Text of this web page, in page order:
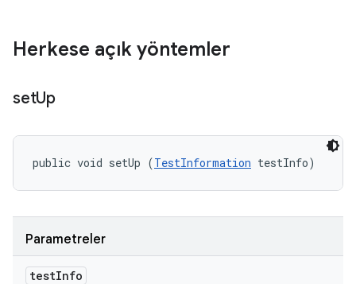
Herkese açık yöntemler
setUp
public void setUp (TestInformation testInfo)
Parametreler
testInfo